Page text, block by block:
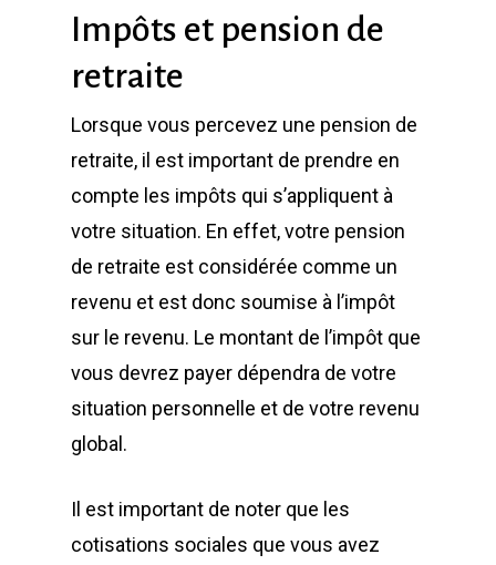
Impôts et pension de
retraite
Lorsque vous percevez une pension de
retraite, il est important de prendre en
compte les impôts qui s’appliquent à
votre situation. En effet, votre pension
de retraite est considérée comme un
revenu et est donc soumise à l’impôt
sur le revenu. Le montant de l’impôt que
vous devrez payer dépendra de votre
situation personnelle et de votre revenu
global.
Il est important de noter que les
cotisations sociales que vous avez